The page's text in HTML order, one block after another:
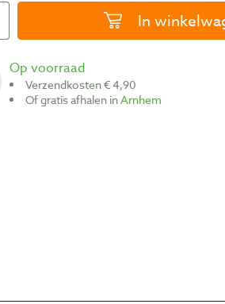
In
Op voorraad
Verzendkosten € 4,90
Of gratis afhalen inArnhem